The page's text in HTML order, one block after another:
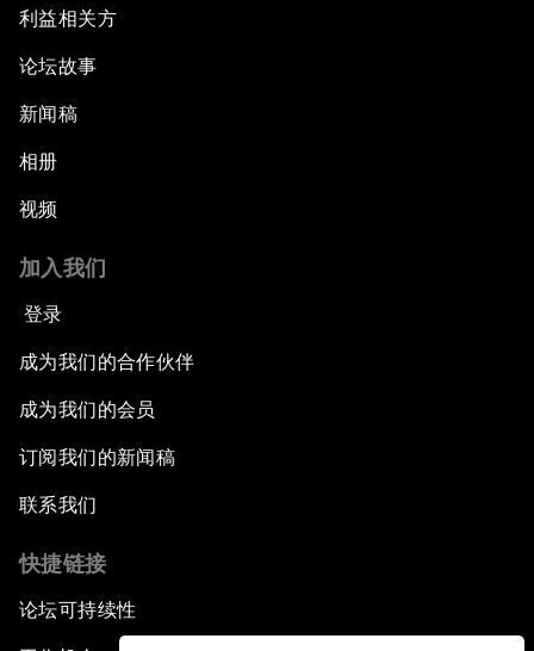
利益相关方
论坛故事
新闻稿
相册
视频
加入我们
登录
成为我们的合作伙伴
成为我们的会员
订阅我们的新闻稿
联系我们
快捷链接
论坛可持续性